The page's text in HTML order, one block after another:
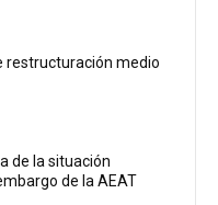
restructuración medio
de la situación
de la AEAT